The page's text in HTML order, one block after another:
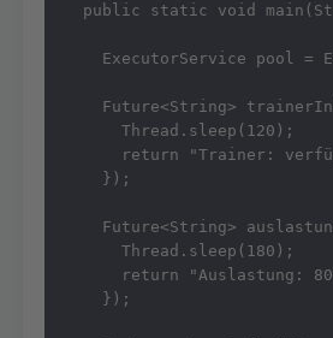
public static void
ExecutorService pool =
Future<String>
      Thread.sleep(120);
return "Trainer:
    });
Future<String>
      Thread.sleep(180);
return "Auslastung:
    });